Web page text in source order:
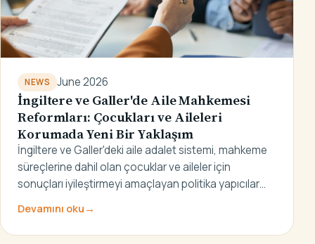
NEWS June 2026
İngiltere ve Galler'de Aile Mahkemesi
Reformları: Çocukları ve Aileleri
Korumada Yeni Bir Yaklaşım
İngiltere ve Galler'deki aile adalet sistemi, mahkeme
süreçlerine dahil olan çocuklar ve aileler için
sonuçları iyileştirmeyi amaçlayan politika yapıcılar…
Devamını oku →